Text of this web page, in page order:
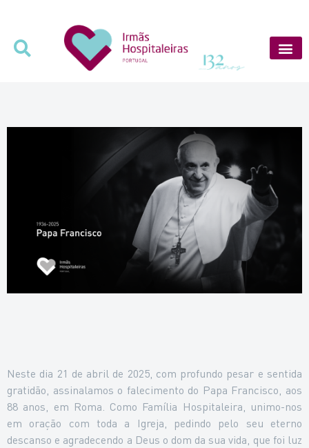
Neste dia 21 de abril de 2025, com profundo pesar e sentida
gratidão, assinalamos o falecimento do Papa Francisco, aos
88 anos, em Roma. Como Família Hospitaleira, unimo-nos
em oração com toda a Igreja, pedindo pelo seu eterno
descanso e agradecendo a Deus o dom da sua vida, que foi luz